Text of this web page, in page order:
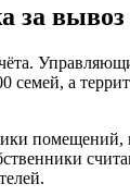
за вывоз
а